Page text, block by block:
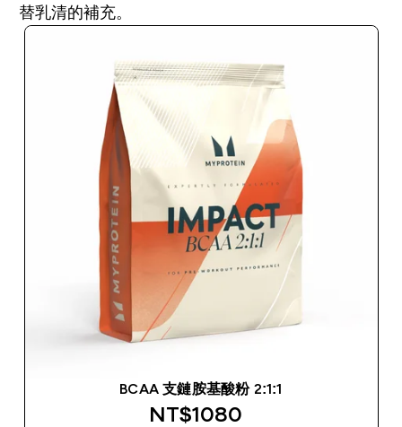
替乳清的補充。
BCAA 支鏈胺基酸粉 2:1:1
discounted price
NT$1080‎